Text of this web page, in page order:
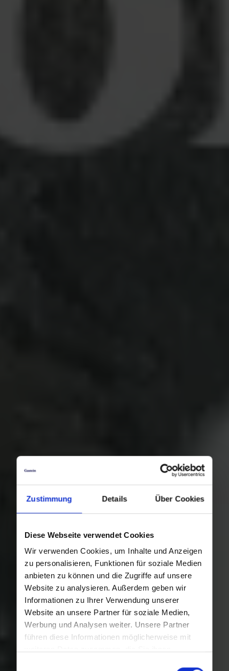
Zustimmung Details Über Cookies
Diese Webseite verwendet Cookies
Wir verwenden Cookies, um Inhalte und Anzeigen
zu personalisieren, Funktionen für soziale Medien
anbieten zu können und die Zugriffe auf unsere
Website zu analysieren. Außerdem geben wir
Informationen zu Ihrer Verwendung unserer
Website an unsere Partner für soziale Medien,
Werbung und Analysen weiter. Unsere Partner
führen diese Informationen möglicherweise mit